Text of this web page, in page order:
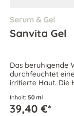
Serum & Gel
Sanvita Gel
Das beruhigende
durchfeuchtet
irritierte Haut. Die
Inhalt: 50 ml
39,40 €*